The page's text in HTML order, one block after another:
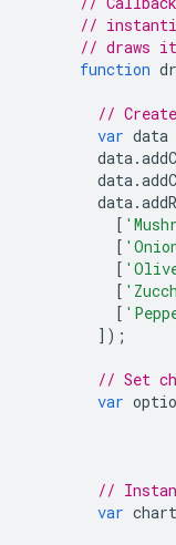
//
// draws
function
//
var data
data.
data.
data.
[
[
[
[
[
]);
// Set
var
//
var chart